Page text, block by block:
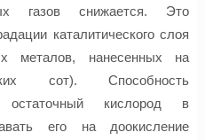
газов снижается. Это
каталитического слоя
металов, нанесенных на
сот). Способность
остаточный кислород в
его на доокисление